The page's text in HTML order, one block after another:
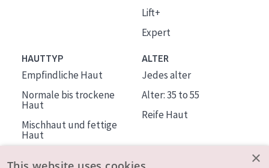
Lift+
Expert
HAUTTYP
Empfindliche Haut
Normale bis trockene
Haut
Mischhaut und fettige
Haut
ALTER
Jedes alter
Alter: 35 to 55
Reife Haut
×